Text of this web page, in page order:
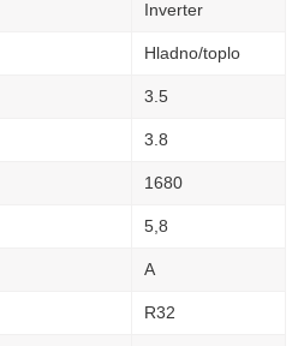
Inverter
Hladno/toplo
3.5
3.8
1680
5,8
A
R32